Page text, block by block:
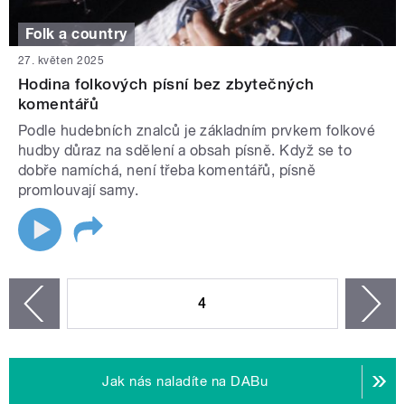
Folk a country
27. květen 2025
Hodina folkových písní bez zbytečných
komentářů
Podle hudebních znalců je základním prvkem folkové
hudby důraz na sdělení a obsah písně. Když se to
dobře namíchá, není třeba komentářů, písně
promlouvají samy.
4
Jak nás naladíte na DABu